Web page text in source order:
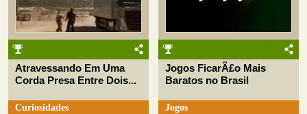
Atravessando Em Uma
Corda Presa Entre Dois...
Curiosidades
Jogos FicarÃ£o Mais
Baratos no Brasil
Jogos